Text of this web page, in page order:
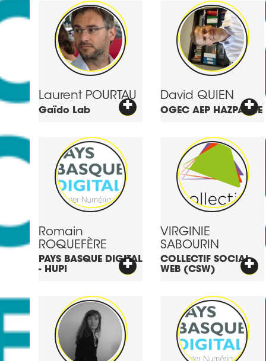
Laurent POURTAU
Gaïdo Lab + David QUIEN
OGEC AEP HAZPARNE
+
Romain
ROQUEFÈRE
PAYS BASQUE DIGITAL
- HUPI
+
VIRGINIE
SABOURIN
COLLECTIF SOCIAL
WEB (CSW)
+